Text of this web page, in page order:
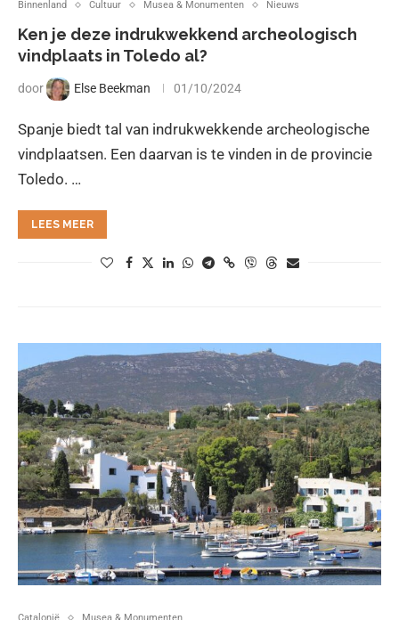
Binnenland Cultuur Musea & Monumenten Nieuws
Ken je deze indrukwekkend archeologisch
vindplaats in Toledo al?
door Else Beekman 01/10/2024
Spanje biedt tal van indrukwekkende archeologische
vindplaatsen. Een daarvan is te vinden in de provincie
Toledo. …
LEES MEER